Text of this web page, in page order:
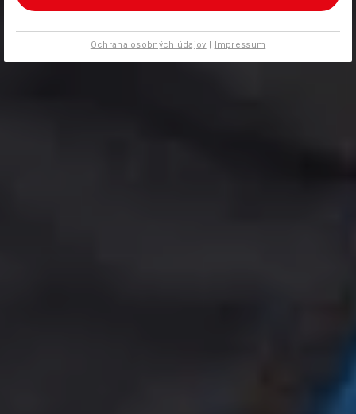
Ochrana osobných údajov | Impressum